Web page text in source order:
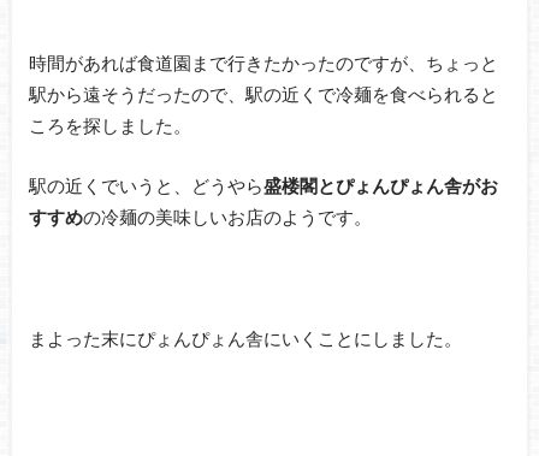
時間があれば食道園まで行きたかったのですが、ちょっと
駅から遠そうだったので、駅の近くで冷麺を食べられると
ころを探しました。
駅の近くでいうと、どうやら盛楼閣とぴょんぴょん舎がお
すすめの冷麺の美味しいお店のようです。
まよった末にぴょんぴょん舎にいくことにしました。